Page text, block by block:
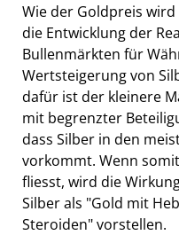
Wie der Goldpreis
die Entwicklung der
Bullenmärkten für
Wertsteigerung von
dafür ist der kleinere
mit begrenzter
dass Silber in den
vorkommt. Wenn
fliesst, wird die
Silber als "Gold mit
Steroiden" vorstellen.